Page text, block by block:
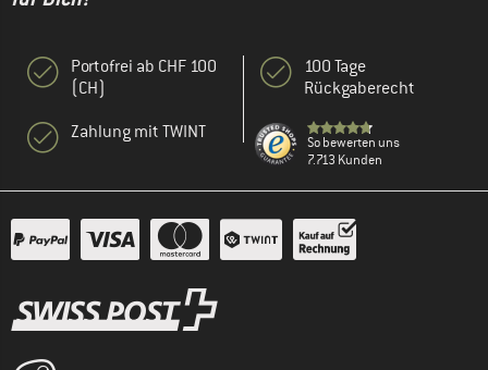
Portofrei ab CHF 100
(CH)
Zahlung mit TWINT
100 Tage
Rückgaberecht
So bewerten uns
7.713 Kunden